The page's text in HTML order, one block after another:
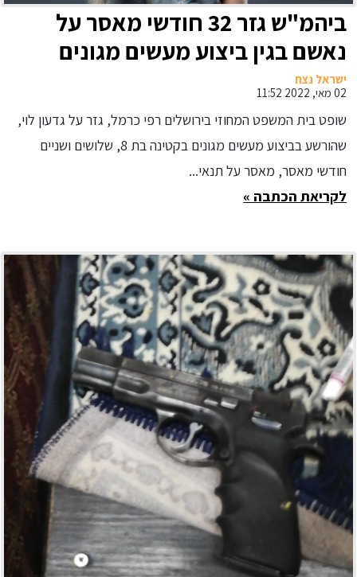
ביהמ"ש גזר 32 חודשי מאסר על
נאשם בגין ביצוע מעשים מגונים
בקטינה בת 8
ישראל נצח
02 מאי, 2022 11:52
שופט בית המשפט המחוזי בירושלים רפי כרמל, גזר על גדעון לוי,
שהורשע בביצוע מעשים מגונים בקטינה בת 8, שלושים ושניים
חודשי מאסר, מאסר על תנאי...
לקריאת הכתבה »